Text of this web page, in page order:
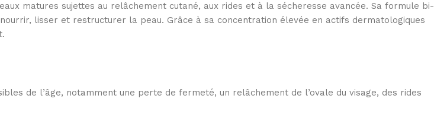
matures sujettes au relâchement cutané, aux rides et à la sécheresse avancée. Sa formule bi-
lisser et restructurer la peau. Grâce à sa concentration élevée en actifs dermatologiques
de l’âge, notamment une perte de fermeté, un relâchement de l’ovale du visage, des rides